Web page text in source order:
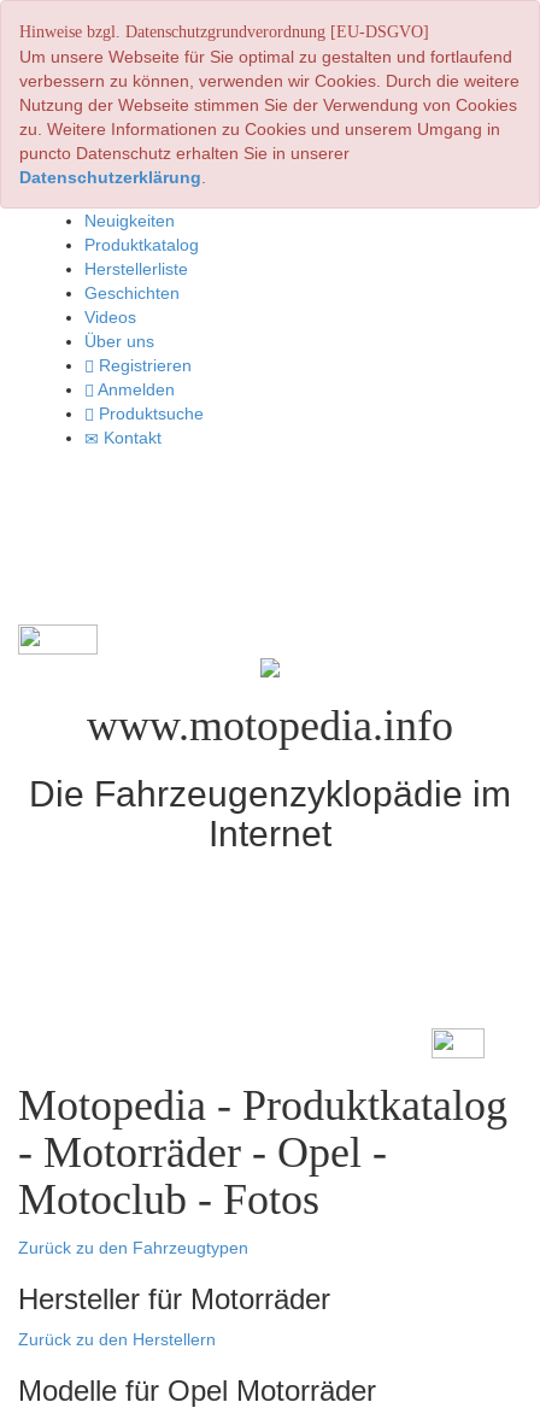
Hinweise bzgl. Datenschutzgrundverordnung [EU-DSGVO]
Um unsere Webseite für Sie optimal zu gestalten und fortlaufend
verbessern zu können, verwenden wir Cookies. Durch die weitere
Nutzung der Webseite stimmen Sie der Verwendung von Cookies
zu. Weitere Informationen zu Cookies und unserem Umgang in
puncto Datenschutz erhalten Sie in unserer
Datenschutzerklärung
Neuigkeiten
Produktkatalog
Herstellerliste
Geschichten
Videos
Über uns
Registrieren
Anmelden
Produktsuche
Kontakt
www.motopedia.info
Die Fahrzeugenzyklopädie im
Internet
Motopedia - Produktkatalog
- Motorräder - Opel -
Motoclub - Fotos
Zurück zu den Fahrzeugtypen
Hersteller für Motorräder
Zurück zu den Herstellern
Modelle für Opel Motorräder